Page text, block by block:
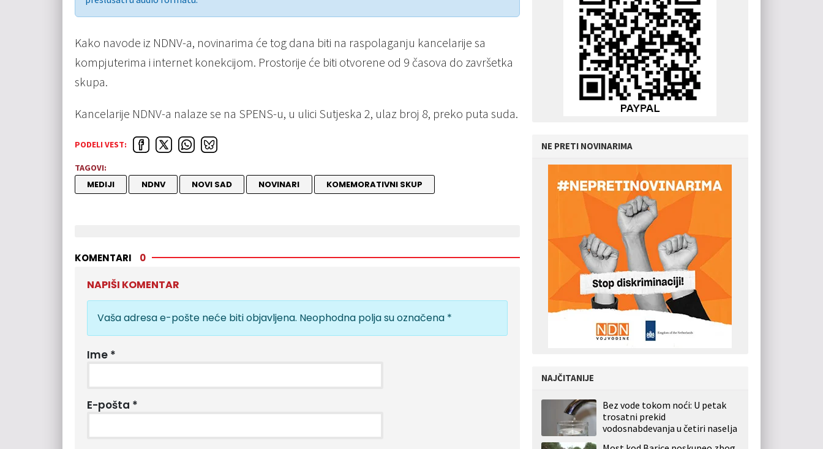
Kako navode iz NDNV-a, novinarima će tog dana biti na raspolaganju kancelarije sa
kompjuterima i internet konekcijom. Prostorije će biti otvorene od 9 časova do završetka
skupa.
Kancelarije NDNV-a nalaze se na SPENS-u, u ulici Sutjeska 2, ulaz broj 8, preko puta suda.
PODELI VEST:
TAGOVI:
MEDIJI NDNV NOVI SAD NOVINARI KOMEMORATIVNI SKUP
KOMENTARI 0
NAPIŠI KOMENTAR
Vaša adresa e-pošte neće biti objavljena. Neophodna polja su označena *
Ime *
E-pošta *
NE PRETI NOVINARIMA
NAJČITANIJE
Bez vode tokom noći: U petak
trosatni prekid
vodosnabdevanja u četiri naselja